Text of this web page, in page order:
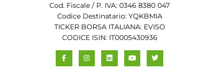
Cod. Fiscale / P. IVA: 0346 8380 047
Codice Destinatario: YQKBMIA
TICKER BORSA ITALIANA: EVISO
CODICE ISIN: IT0005430936